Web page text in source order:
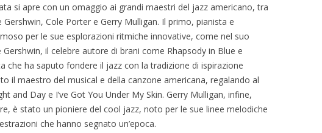
si apre con un omaggio ai grandi maestri del jazz americano, tra
Cole Porter e Gerry Mulligan. Il primo, pianista e
per le sue esplorazioni ritmiche innovative, come nel suo
Gershwin, il celebre autore di brani come Rhapsody in Blue e
che ha saputo fondere il jazz con la tradizione di ispirazione
il maestro del musical e della canzone americana, regalando al
and Day e I’ve Got You Under My Skin. Gerry Mulligan, infine,
è stato un pioniere del cool jazz, noto per le sue linee melodiche
che hanno segnato un’epoca.